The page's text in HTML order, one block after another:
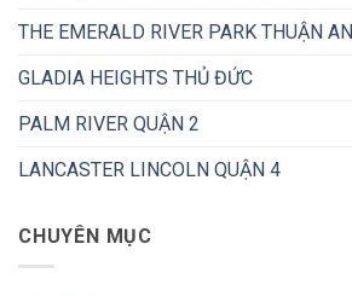
THE EMERALD RIVER PARK THUẬN AN
GLADIA HEIGHTS THỦ ĐỨC
PALM RIVER QUẬN 2
LANCASTER LINCOLN QUẬN 4
CHUYÊN MỤC